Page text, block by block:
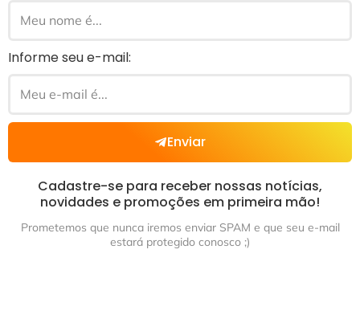
Informe seu e-mail:
Enviar
Cadastre-se para receber nossas notícias,
novidades e promoções em primeira mão!
Prometemos que nunca iremos enviar SPAM e que seu e-mail
estará protegido conosco ;)